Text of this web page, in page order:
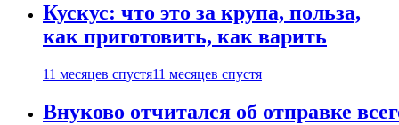
Кускус: что это за крупа, польза,
как приготовить, как варить
11 месяцев спустя11 месяцев спустя
Внуково отчитался об отправке